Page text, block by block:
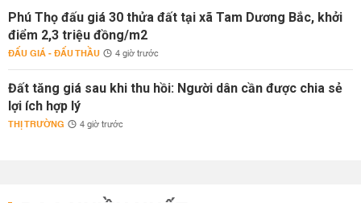
Phú Thọ đấu giá 30 thửa đất tại xã Tam Dương Bắc, khởi
điểm 2,3 triệu đồng/m2
ĐẤU GIÁ - ĐẤU THẦU 4 giờ trước
Đất tăng giá sau khi thu hồi: Người dân cần được chia sẻ
lợi ích hợp lý
THỊ TRƯỜNG 4 giờ trước